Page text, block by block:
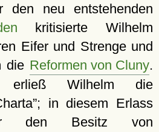
den neu entstehenden
kritisierte Wilhelm
Eifer und Strenge und
die Reformen von Cluny.
erließ Wilhelm die
; in diesem Erlass
den Besitz von